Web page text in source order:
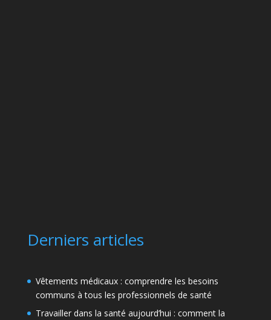
Derniers articles
Vêtements médicaux : comprendre les besoins
communs à tous les professionnels de santé
Travailler dans la santé aujourd’hui : comment la